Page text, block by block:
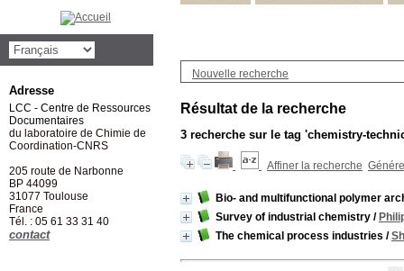
Nouvelle recherche
Résultat de la recherche
3 recherche sur le tag 'chemistry-
Affiner la recherche
Bio- and multifunctional polymer
Survey of industrial chemistry /
The chemical process industries /
Adresse
LCC - Centre de Ressources
Documentaires
du laboratoire de Chimie de
Coordination-CNRS
205 route de Narbonne
BP 44099
31077 Toulouse
France
Tél. : 05 61 33 31 40
contact